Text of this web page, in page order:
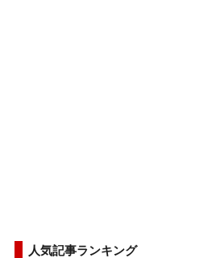
人気記事ランキング